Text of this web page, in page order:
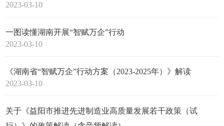
2023-03-10
一图读懂湖南开展“智赋万企”行动
2023-03-10
《湖南省“智赋万企”行动方案（2023-2025年）》解读
2023-03-10
关于《益阳市推进先进制造业高质量发展若干政策（试